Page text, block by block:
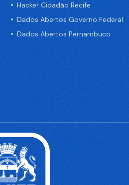
Hacker Cidadão Recife
Dados Abertos Governo Federal
Dados Abertos Pernambuco